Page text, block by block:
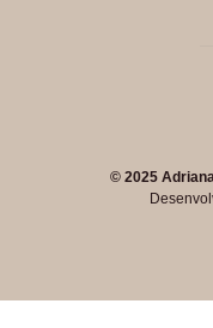
© 2025